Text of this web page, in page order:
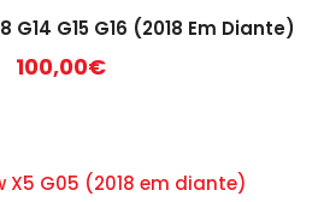
G14 G15 G16 (2018 Em Diante)
100,00€